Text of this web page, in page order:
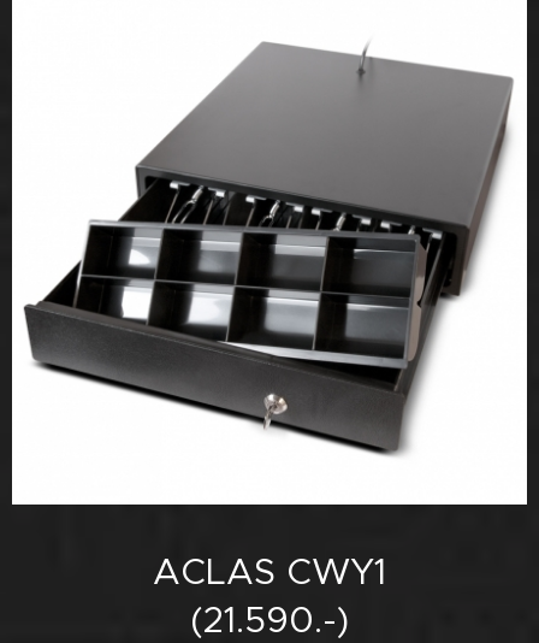
ACLAS CWY1
(21.590.-)